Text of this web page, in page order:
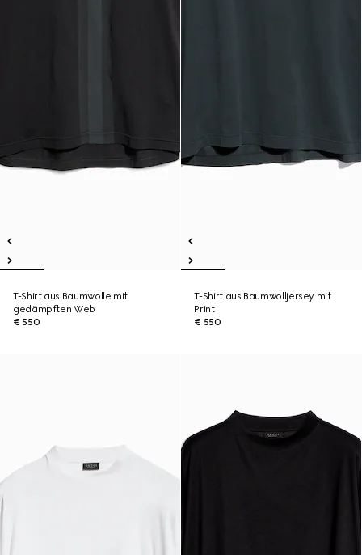
T-Shirt aus Baumwolle mit
gedämpften Web
€ 550
T-Shirt aus Baumwolljersey mit
Print
€ 550